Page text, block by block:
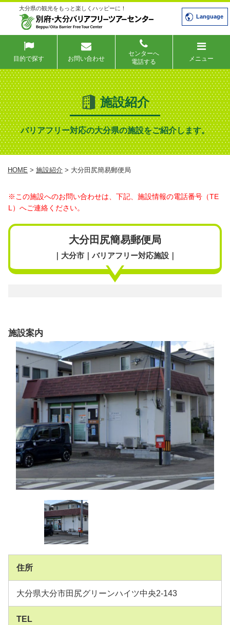
大分県の観光をもっと楽しくハッピーに！
Language
目的で探す お問い合わせ
センターへ
電話する
メニュー
施設紹介
バリアフリー対応の大分県の施設をご紹介します。
HOME > 施設紹介 > 大分田尻簡易郵便局
※この施設へのお問い合わせは、下記、施設情報の電話番号（TE
L）へご連絡ください。
大分田尻簡易郵便局
｜大分市｜バリアフリー対応施設｜
施設案内
住所
大分県大分市田尻グリーンハイツ中央2-143
TEL